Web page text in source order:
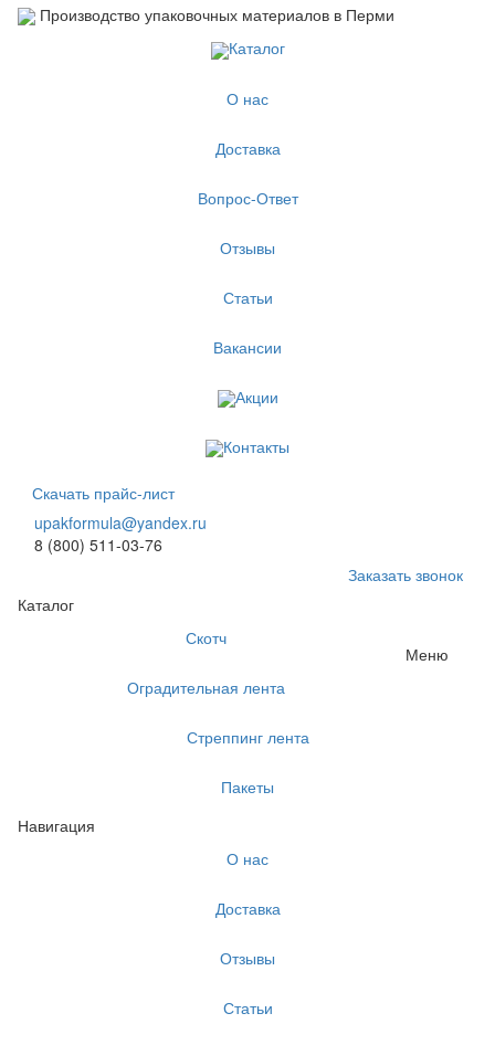
Производство упаковочных материалов в Перми
Каталог
О нас
Доставка
Вопрос-Ответ
Отзывы
Статьи
Вакансии
Акции
Контакты
Скачать прайс-лист
upakformula@yandex.ru
8 (800) 511-03-76
Заказать звонок
Меню
Каталог
Скотч
Оградительная лента
Стреппинг лента
Пакеты
Навигация
О нас
Доставка
Отзывы
Статьи